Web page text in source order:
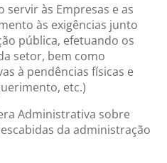
servir às Empresas e as
às exigências junto
pública, efetuando os
setor, bem como
à pendências físicas e
etc.)
Administrativa sobre
da administração